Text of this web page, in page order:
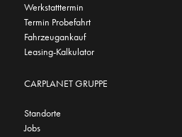
Werkstatttermin
Termin Probefahrt
Fahrzeugankauf
Leasing-Kalkulator
CARPLANET GRUPPE
Standorte
Jobs